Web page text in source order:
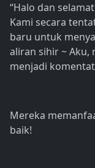
“Halo dan
Kami secara
baru untuk
aliran sihir ~ Aku,
menjadi
Mereka
baik!